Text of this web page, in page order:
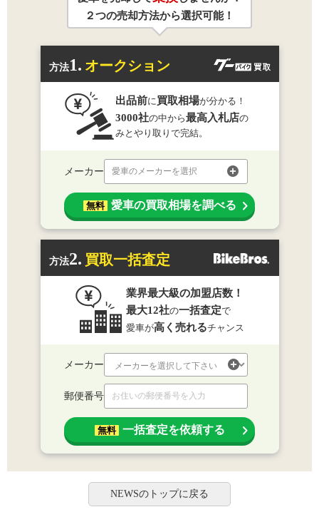
２つの売却方法から選択可能！
方法1. オークション
出品前に買取相場が分かる！
3000社の中から最高入札店の
みとやり取りで完結。
メーカー 愛車のメーカーを選択
無料 愛車の買取相場を調べる
方法2. 買取一括査定
業界最大級の加盟店数！
最大12社の一括査定で
愛車が高く売れるチャンス
メーカー
郵便番号
無料 一括査定を依頼する
NEWSのトップに戻る